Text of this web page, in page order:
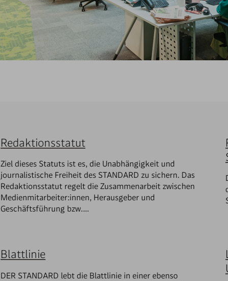
Redaktionsstatut
Ziel dieses Statuts ist es, die Unabhängigkeit und
journalistische Freiheit des STANDARD zu sichern. Das
Redaktionsstatut regelt die Zusammenarbeit zwischen
Medienmitarbeiter:innen, Herausgeber und
Geschäftsführung bzw.…
Blattlinie
DER STANDARD lebt die Blattlinie in einer ebenso